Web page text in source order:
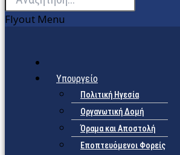
Flyout Menu
Υπουργείο
Πολιτική Ηγεσία
Οργανωτική Δομή
Όραμα και Αποστολή
Εποπτευόμενοι Φορείς